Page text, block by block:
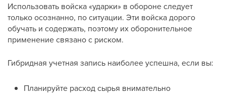
Использовать войска «ударки» в обороне следует
только осознанно, по ситуации. Эти войска дорого
обучать и содержать, поэтому их оборонительное
применение связано с риском.
Гибридная учетная запись наиболее успешна, если вы:
Планируйте расход сырья внимательно